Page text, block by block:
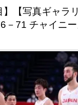
】【写真ギャラ
－71 チャイニ